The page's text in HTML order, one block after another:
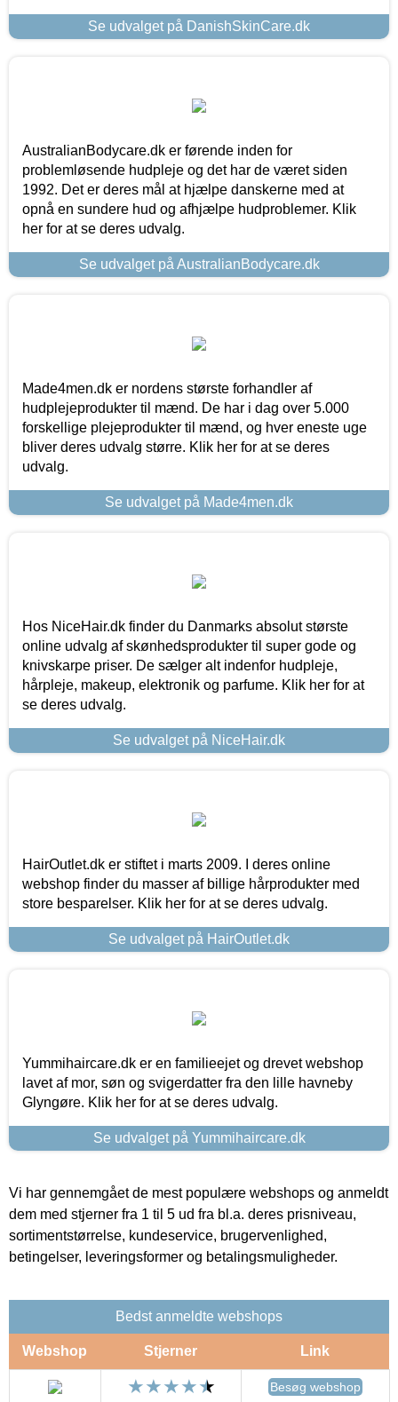
Se udvalget på DanishSkinCare.dk
AustralianBodycare.dk er førende inden for
problemløsende hudpleje og det har de været siden
1992. Det er deres mål at hjælpe danskerne med at
opnå en sundere hud og afhjælpe hudproblemer. Klik
her for at se deres udvalg.
Se udvalget på AustralianBodycare.dk
Made4men.dk er nordens største forhandler af
hudplejeprodukter til mænd. De har i dag over 5.000
forskellige plejeprodukter til mænd, og hver eneste uge
bliver deres udvalg større. Klik her for at se deres
udvalg.
Se udvalget på Made4men.dk
Hos NiceHair.dk finder du Danmarks absolut største
online udvalg af skønhedsprodukter til super gode og
knivskarpe priser. De sælger alt indenfor hudpleje,
hårpleje, makeup, elektronik og parfume. Klik her for at
se deres udvalg.
Se udvalget på NiceHair.dk
HairOutlet.dk er stiftet i marts 2009. I deres online
webshop finder du masser af billige hårprodukter med
store besparelser. Klik her for at se deres udvalg.
Se udvalget på HairOutlet.dk
Yummihaircare.dk er en familieejet og drevet webshop
lavet af mor, søn og svigerdatter fra den lille havneby
Glyngøre. Klik her for at se deres udvalg.
Se udvalget på Yummihaircare.dk
Vi har gennemgået de mest populære webshops og anmeldt
dem med stjerner fra 1 til 5 ud fra bl.a. deres prisniveau,
sortimentstørrelse, kundeservice, brugervenlighed,
betingelser, leveringsformer og betalingsmuligheder.
Bedst anmeldte webshops
Webshop Stjerner Link
Besøg webshop